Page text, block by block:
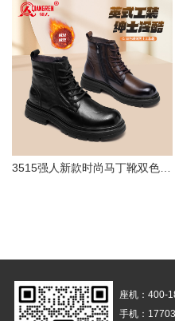
3515强人新款时尚马丁靴双色 56592
座机：400-
手机：